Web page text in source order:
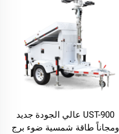
UST-900 عالي الجودة جديد
ومجاناً طاقة شمسية ضوء برج